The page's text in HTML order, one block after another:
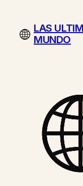
contenidoLAS
MUNDO